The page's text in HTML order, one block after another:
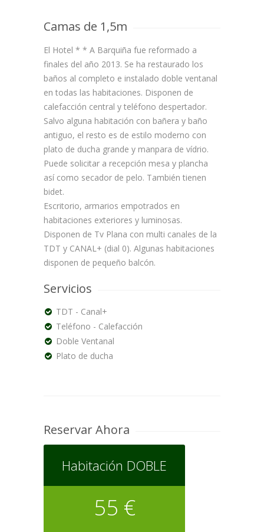
Camas de 1,5m
El Hotel * * A Barquiña fue reformado a
finales del año 2013. Se ha restaurado los
baños al completo e instalado doble ventanal
en todas las habitaciones. Disponen de
calefacción central y teléfono despertador.
Salvo alguna habitación con bañera y baño
antiguo, el resto es de estilo moderno con
plato de ducha grande y manpara de vídrio.
Puede solicitar a recepción mesa y plancha
así como secador de pelo. También tienen
bidet.
Escritorio, armarios empotrados en
habitaciones exteriores y luminosas.
Disponen de Tv Plana con multi canales de la
TDT y CANAL+ (dial 0). Algunas habitaciones
disponen de pequeño balcón.
Servicios
TDT - Canal+
Teléfono - Calefacción
Doble Ventanal
Plato de ducha
Reservar Ahora
Habitación DOBLE
55 €